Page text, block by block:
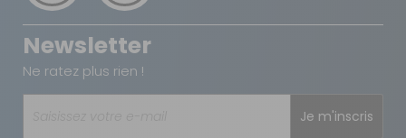
Newsletter
Ne ratez plus rien !
Je m'inscris